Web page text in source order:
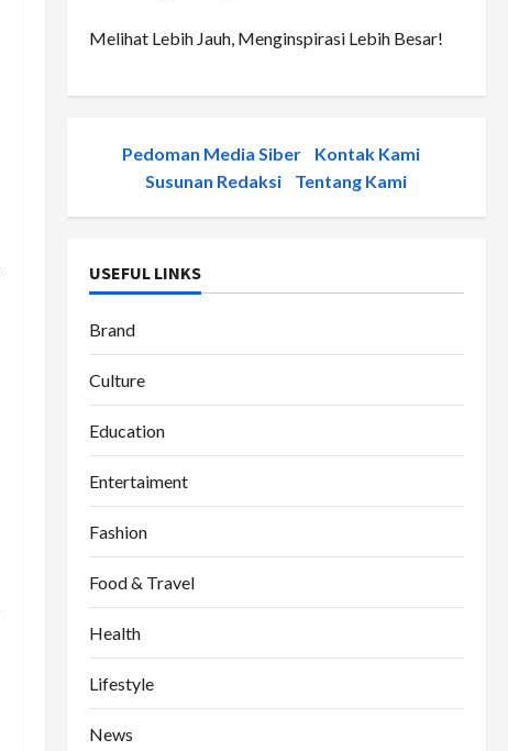
Melihat Lebih Jauh, Menginspirasi Lebih Besar!
Pedoman Media Siber Kontak Kami
Susunan Redaksi
Tentang Kami
USEFUL LINKS
Brand
Culture
Education
Entertaiment
Fashion
Food & Travel
Health
Lifestyle
News